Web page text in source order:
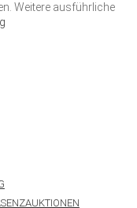
Weitere ausführliche